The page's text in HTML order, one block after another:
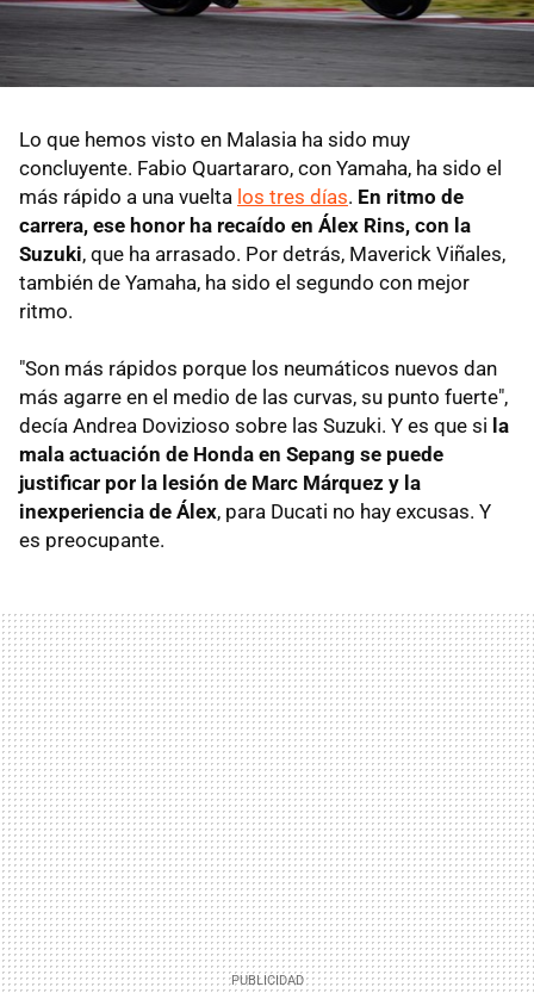
Lo que hemos visto en Malasia ha sido muy
concluyente. Fabio Quartararo, con Yamaha, ha sido el
más rápido a una vuelta los tres días. En ritmo de
carrera, ese honor ha recaído en Álex Rins, con la
Suzuki, que ha arrasado. Por detrás, Maverick Viñales,
también de Yamaha, ha sido el segundo con mejor
ritmo.
"Son más rápidos porque los neumáticos nuevos dan
más agarre en el medio de las curvas, su punto fuerte",
decía Andrea Dovizioso sobre las Suzuki. Y es que si la
mala actuación de Honda en Sepang se puede
justificar por la lesión de Marc Márquez y la
inexperiencia de Álex, para Ducati no hay excusas. Y
es preocupante.